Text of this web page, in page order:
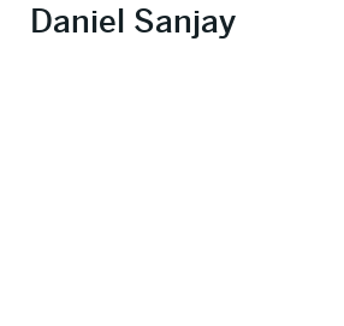
Daniel Sanjay